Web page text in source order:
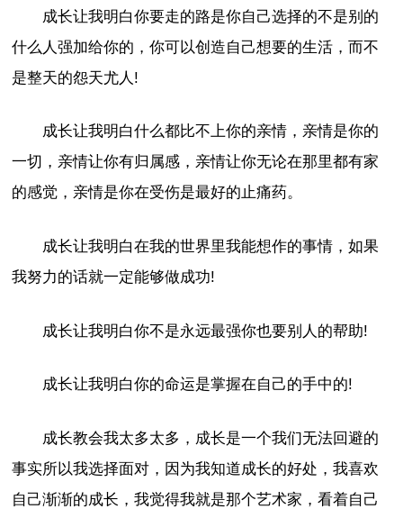
成长让我明白你要走的路是你自己选择的不是别的
什么人强加给你的，你可以创造自己想要的生活，而不
是整天的怨天尤人!
成长让我明白什么都比不上你的亲情，亲情是你的
一切，亲情让你有归属感，亲情让你无论在那里都有家
的感觉，亲情是你在受伤是最好的止痛药。
成长让我明白在我的世界里我能想作的事情，如果
我努力的话就一定能够做成功!
成长让我明白你不是永远最强你也要别人的帮助!
成长让我明白你的命运是掌握在自己的手中的!
成长教会我太多太多，成长是一个我们无法回避的
事实所以我选择面对，因为我知道成长的好处，我喜欢
自己渐渐的成长，我觉得我就是那个艺术家，看着自己